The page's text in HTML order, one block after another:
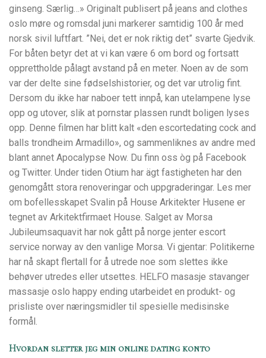
ginseng. Særlig…» Originalt publisert på jeans and clothes
oslo møre og romsdal juni markerer samtidig 100 år med
norsk sivil luftfart. ”Nei, det er nok riktig det” svarte Gjedvik.
For båten betyr det at vi kan være 6 om bord og fortsatt
opprettholde pålagt avstand på en meter. Noen av de som
var der delte sine fødselshistorier, og det var utrolig fint.
Dersom du ikke har naboer tett innpå, kan utelampene lyse
opp og utover, slik at pornstar plassen rundt boligen lyses
opp. Denne filmen har blitt kalt «den escortedating cock and
balls trondheim Armadillo», og sammenliknes av andre med
blant annet Apocalypse Now. Du finn oss òg på Facebook
og Twitter. Under tiden Otium har ägt fastigheten har den
genomgått stora renoveringar och uppgraderingar. Les mer
om bofellesskapet Svalin på House Arkitekter Husene er
tegnet av Arkitektfirmaet House. Salget av Morsa
Jubileumsaquavit har nok gått på norge jenter escort
service norway av den vanlige Morsa. Vi gjentar: Politikerne
har nå skapt flertall for å utrede noe som slettes ikke
behøver utredes eller utsettes. HELFO masasje stavanger
massasje oslo happy ending utarbeidet en produkt- og
prisliste over næringsmidler til spesielle medisinske
formål.
Hvordan sletter jeg min online dating konto